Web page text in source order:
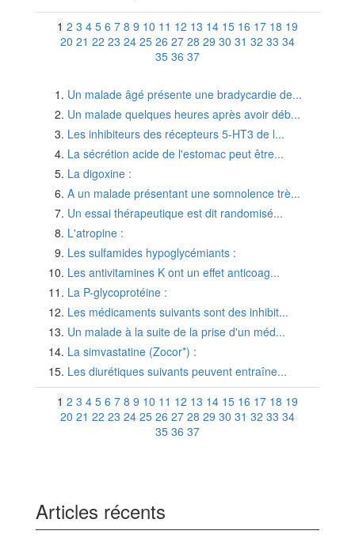
1 2 3 4 5 6 7 8 9 10 11 12 13 14 15 16 17 18 19
20 21 22 23 24 25 26 27 28 29 30 31 32 33 34
35 36 37
Un malade âgé présente une bradycardie de...
Un malade quelques heures après avoir déb...
Les inhibiteurs des récepteurs 5-HT3 de l...
La sécrétion acide de l'estomac peut être...
La digoxine :
A un malade présentant une somnolence trè...
Un essai thérapeutique est dit randomisé...
L'atropine :
Les sulfamides hypoglycémiants :
Les antivitamines K ont un effet anticoag...
La P-glycoprotéine :
Les médicaments suivants sont des inhibit...
Un malade à la suite de la prise d'un méd...
La simvastatine (Zocor*) :
Les diurétiques suivants peuvent entraîne...
1 2 3 4 5 6 7 8 9 10 11 12 13 14 15 16 17 18 19
20 21 22 23 24 25 26 27 28 29 30 31 32 33 34
35 36 37
Articles récents